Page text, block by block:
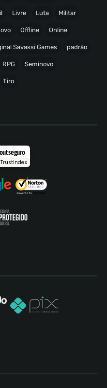
Livre Luta Militar
Offline Online
Savassi Games padrão
RPG Seminovo
Tiro
seguro